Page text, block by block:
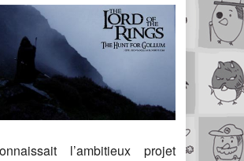
l’ambitieux projet